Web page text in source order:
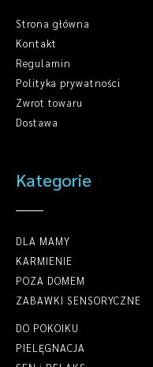
Strona główna
Kontakt
Regulamin
Polityka prywatności
Zwrot towaru
Dostawa
Kategorie
DLA MAMY
KARMIENIE
POZA DOMEM
ZABAWKI SENSORYCZNE
DO POKOIKU
PIELĘGNACJA